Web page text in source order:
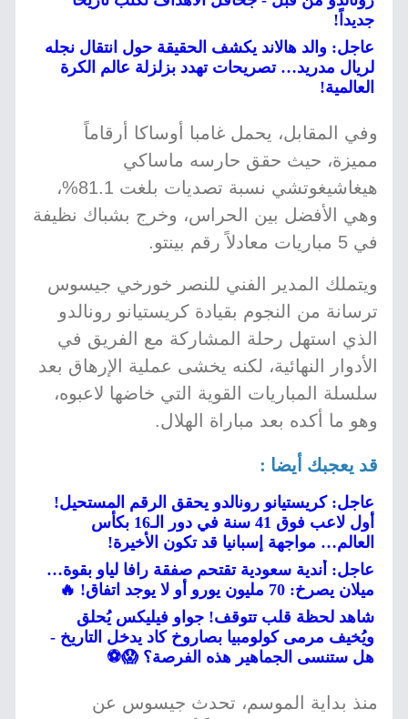
جديداً!
عاجل: والد هالاند يكشف الحقيقة حول انتقال نجله
لريال مدريد… تصريحات تهدد بزلزلة عالم الكرة
العالمية!
وفي المقابل، يحمل غامبا أوساكا أرقاماً
مميزة، حيث حقق حارسه ماساكي
هيغاشيغوتشي نسبة تصديات بلغت 81.1%،
وهي الأفضل بين الحراس، وخرج بشباك نظيفة
في 5 مباريات معادلاً رقم بينتو.
ويتملك المدير الفني للنصر خورخي جيسوس
ترسانة من النجوم بقيادة كريستيانو رونالدو
الذي استهل رحلة المشاركة مع الفريق في
الأدوار النهائية، لكنه يخشى عملية الإرهاق بعد
سلسلة المباريات القوية التي خاضها لاعبوه،
وهو ما أكده بعد مباراة الهلال.
قد يعجبك أيضا :
عاجل: كريستيانو رونالدو يحقق الرقم المستحيل!
أول لاعب فوق 41 سنة في دور الـ16 بكأس
العالم… مواجهة إسبانيا قد تكون الأخيرة!
عاجل: أندية سعودية تقتحم صفقة رافا لياو بقوة…
ميلان يصرخ: 70 مليون يورو أو لا يوجد اتفاق! 🔥
شاهد لحظة قلب تتوقف! جواو فيليكس يُحلق
ويُخيف مرمى كولومبيا بصاروخ كاد يدخل التاريخ -
هل ستنسى الجماهير هذه الفرصة؟ 😱⚽
منذ بداية الموسم، تحدث جيسوس عن